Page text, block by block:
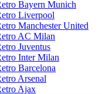
Bayern Munich
Liverpool
Manchester United
AC Milan
Juventus
Inter Milan
Barcelona
Arsenal
Ajax